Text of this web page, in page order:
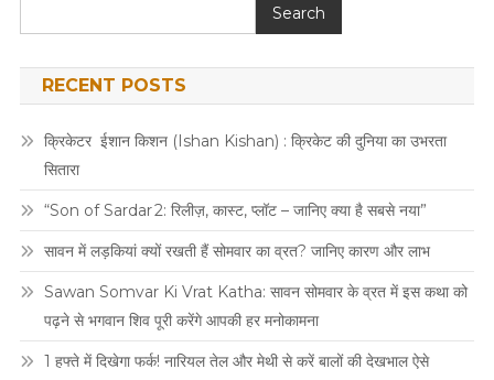
Search
RECENT POSTS
क्रिकेटर ईशान किशन (Ishan Kishan) : क्रिकेट की दुनिया का उभरता
सितारा
“Son of Sardar 2: रिलीज़, कास्ट, प्लॉट – जानिए क्या है सबसे नया”
सावन में लड़कियां क्यों रखती हैं सोमवार का व्रत? जानिए कारण और लाभ
Sawan Somvar Ki Vrat Katha: सावन सोमवार के व्रत में इस कथा को
पढ़ने से भगवान शिव पूरी करेंगे आपकी हर मनोकामना
1 हफ्ते में दिखेगा फर्क! नारियल तेल और मेथी से करें बालों की देखभाल ऐसे